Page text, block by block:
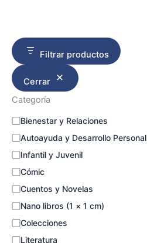
Filtrar productos
Cerrar
Categoría
Bienestar y Relaciones
Autoayuda y Desarrollo Personal
Infantil y Juvenil
Cómic
Cuentos y Novelas
Nano libros (1 × 1 cm)
Colecciones
Literatura